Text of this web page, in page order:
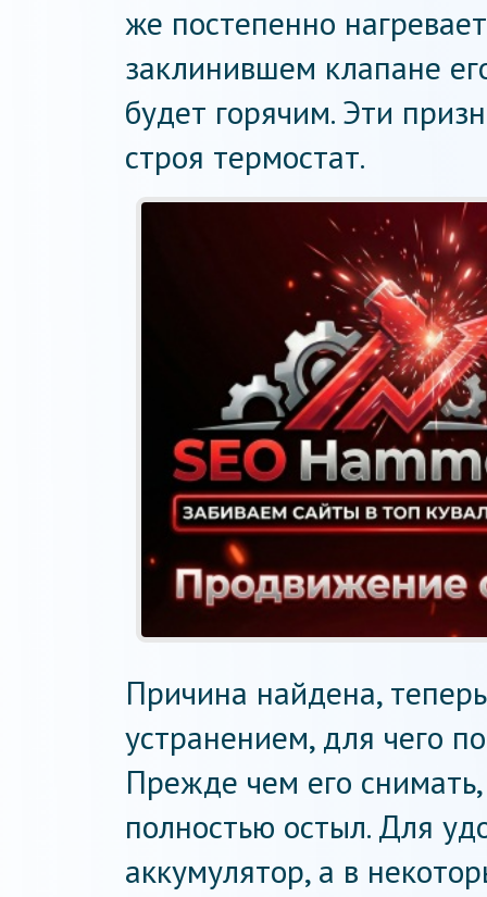
же постепенно
заклинившем клапане
будет горячим. Эти
строя термостат.
Причина найдена,
устранением, для чего
Прежде чем его
полностью остыл. Для
аккумулятор, а в